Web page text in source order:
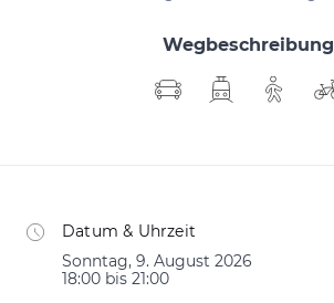
Wegbeschreibung
Datum & Uhrzeit
Sonntag, 9. August 2026
18:00 bis 21:00